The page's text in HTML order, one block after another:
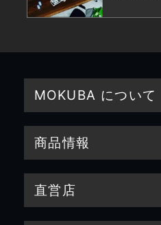
MOKUBA について
商品情報
直営店